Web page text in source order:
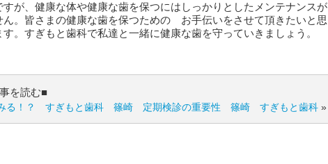
すが、健康な体や健康な歯を保つにはしっかりとしたメンテナンスが
ん。皆さまの健康な歯を保つための お手伝いをさせて頂きたいと思
す。すぎもと歯科で私達と一緒に健康な歯を守っていきましょう。
を読む■
る！？ すぎもと歯科 篠崎 定期検診の重要性 篠崎 すぎもと歯科 »